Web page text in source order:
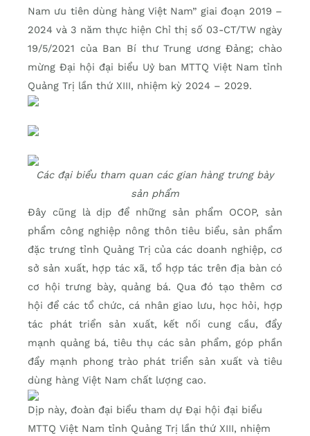
Nam ưu tiên dùng hàng Việt Nam” giai đoạn 2019 –
2024 và 3 năm thực hiện Chỉ thị số 03-CT/TW ngày
19/5/2021 của Ban Bí thư Trung ương Đảng; chào
mừng Đại hội đại biểu Uỷ ban MTTQ Việt Nam tỉnh
Quảng Trị lần thứ XIII, nhiệm kỳ 2024 – 2029.
Các đại biểu tham quan các gian hàng trưng bày
sản phẩm
Đây cũng là dịp để những sản phẩm OCOP, sản
phẩm công nghiệp nông thôn tiêu biểu, sản phẩm
đặc trưng tỉnh Quảng Trị của các doanh nghiệp, cơ
sở sản xuất, hợp tác xã, tổ hợp tác trên địa bàn có
cơ hội trưng bày, quảng bá. Qua đó tạo thêm cơ
hội để các tổ chức, cá nhân giao lưu, học hỏi, hợp
tác phát triển sản xuất, kết nối cung cầu, đẩy
mạnh quảng bá, tiêu thụ các sản phẩm, góp phần
đẩy mạnh phong trào phát triển sản xuất và tiêu
dùng hàng Việt Nam chất lượng cao.
Dịp này, đoàn đại biểu tham dự Đại hội đại biểu
MTTQ Việt Nam tỉnh Quảng Trị lần thứ XIII, nhiệm